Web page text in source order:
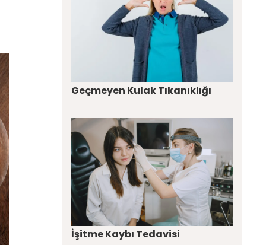
Geçmeyen Kulak Tıkanıklığı
İşitme Kaybı Tedavisi